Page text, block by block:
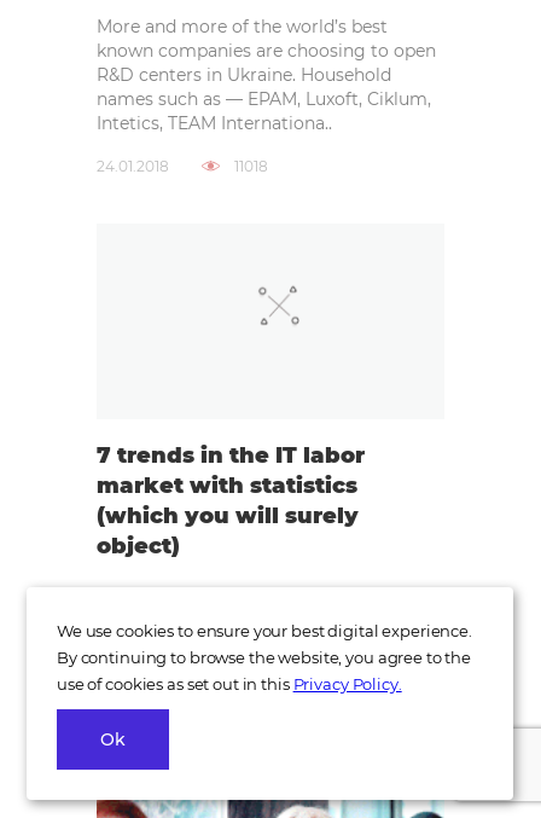
More and more of the world’s best
known companies are choosing to open
R&D centers in Ukraine. Household
names such as — EPAM, Luxoft, Ciklum,
Intetics, TEAM Internationa..
24.01.2018 11018
7 trends in the IT labor
market with statistics
(which you will surely
object)
as one risks to play Captain Obvious or
to receive “Don’t make something out of
nothing, in fact, the opposite is true” as
fee..
16.10.2019
We use cookies to ensure your best digital experience.
By continuing to browse the website, you agree to the
use of cookies as set out in this Privacy Policy.
Ok